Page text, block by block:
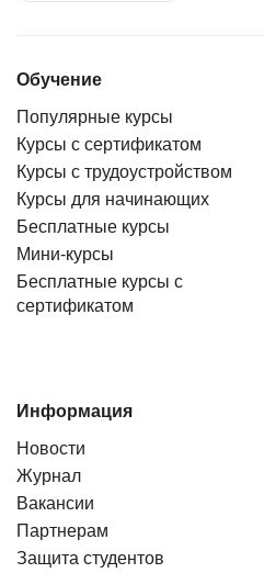
Обучение
Популярные курсы
Курсы с сертификатом
Курсы с трудоустройством
Курсы для начинающих
Бесплатные курсы
Мини-курсы
Бесплатные курсы с
сертификатом
Информация
Новости
Журнал
Вакансии
Партнерам
Защита студентов